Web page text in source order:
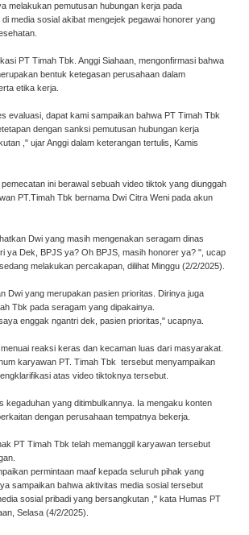
melakukan pemutusan hubungan kerja pada
media sosial akibat mengejek pegawai honorer yang
PT Timah Tbk. Anggi Siahaan, mengonfirmasi bahwa
bentuk ketegasan perusahaan dalam
etika kerja.
evaluasi, dapat kami sampaikan bahwa PT Timah Tbk
dengan sanksi pemutusan hubungan kerja
," ujar Anggi dalam keterangan tertulis, Kamis
ini berawal sebuah video tiktok yang diunggah
PT.Timah Tbk bernama Dwi Citra Weni pada akun
Dwi yang masih mengenakan seragam dinas
ya Dek, BPJS ya? Oh BPJS, masih honorer ya? ", ucap
melakukan percakapan, dilihat Minggu (2/2/2025).
Dwi yang merupakan pasien prioritas. Dirinya juga
Tbk pada seragam yang dipakainya.
enggak ngantri dek, pasien prioritas," ucapnya.
reaksi keras dan kecaman luas dari masyarakat.
karyawan PT. Timah Tbk tersebut menyampaikan
atas video tiktoknya tersebut.
kegaduhan yang ditimbulkannya. Ia mengaku konten
dengan perusahaan tempatnya bekerja.
PT Timah Tbk telah memanggil karyawan tersebut
permintaan maaf kepada seluruh pihak yang
sampaikan bahwa aktivitas media sosial tersebut
sosial pribadi yang bersangkutan ," kata Humas PT
Selasa (4/2/2025).